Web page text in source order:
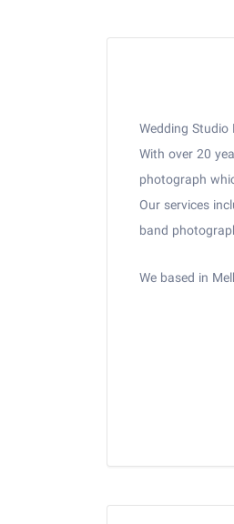
Wedding
With over 20
photograph
Our services
band
We based in